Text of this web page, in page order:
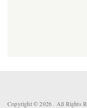
Copyright © 2026 . All Rights